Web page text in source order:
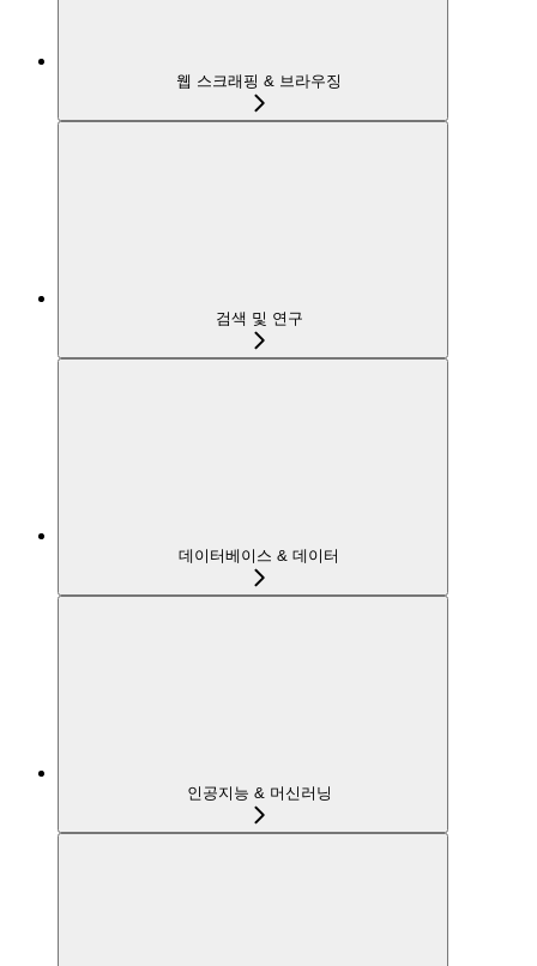
웹 스크래핑 & 브라우징
검색 및 연구
데이터베이스 & 데이터
인공지능 & 머신러닝